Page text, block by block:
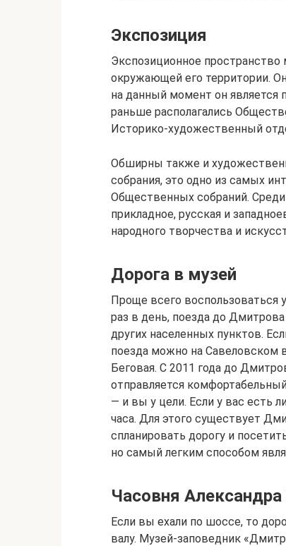
Экспозиция
Экспозиционное пространство
окружающей его территории.
на данный момент он является
раньше располагались
Историко-художественный
Обширны также и
собрания, это одно из самых
Общественных собраний.
прикладное, русская и
народного творчества и
Дорога в музей
Проще всего воспользоваться
раз в день, поезда до
других населенных пунктов.
поезда можно на Савеловском
Беговая. С 2011 года до
отправляется
— и вы у цели. Если у вас есть
часа. Для этого существует
спланировать дорогу и
но самый легким способом
Часовня Александра
Если вы ехали по шоссе, то
валу. Музей-заповедник